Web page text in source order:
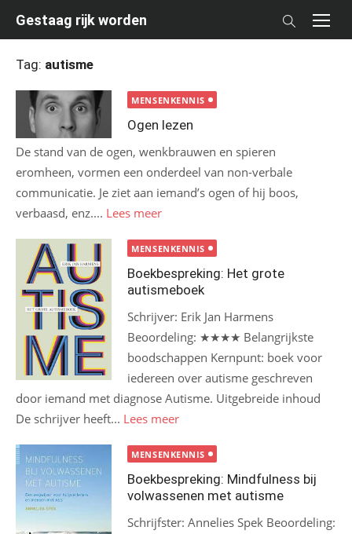
Gestaag rijk worden
Tag: autisme
MENSENKENNIS
Ogen lezen
De stand van de ogen, wenkbrauwen en spieren
eromheen, vormen een onderdeel van non-verbale
communicatie. Je ziet aan iemand’s ogen of hij boos,
verbaasd, enz.... Lees meer
MENSENKENNIS
Boekbespreking: Het grote
autismeboek
Schrijver: Erik Jan Harmens
Beoordeling: ★★★★ Belangrijkste
boodschappen Kernpunt: boek voor
iedereen over autisme geschreven
door iemand met diagnose Autisme. Uitgebreide inhoud
De schrijver heeft... Lees meer
MENSENKENNIS
Boekbespreking: Mindfulness bij
volwassenen met autisme
Schrijfster: Annelies Spek Beoordeling: